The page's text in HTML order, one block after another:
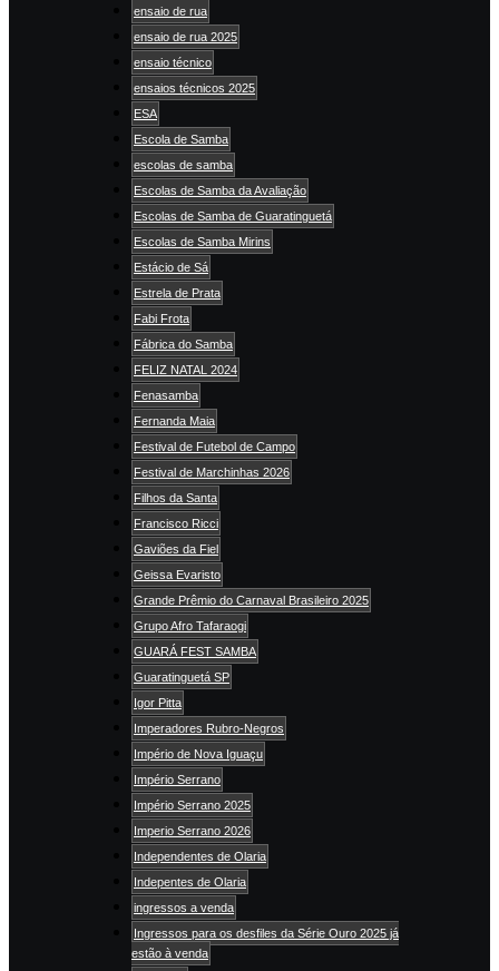
ensaio de rua
ensaio de rua 2025
ensaio técnico
ensaios técnicos 2025
ESA
Escola de Samba
escolas de samba
Escolas de Samba da Avaliação
Escolas de Samba de Guaratinguetá
Escolas de Samba Mirins
Estácio de Sá
Estrela de Prata
Fabi Frota
Fábrica do Samba
FELIZ NATAL 2024
Fenasamba
Fernanda Maia
Festival de Futebol de Campo
Festival de Marchinhas 2026
Filhos da Santa
Francisco Ricci
Gaviões da Fiel
Geissa Evaristo
Grande Prêmio do Carnaval Brasileiro 2025
Grupo Afro Tafaraogi
GUARÁ FEST SAMBA
Guaratinguetá SP
Igor Pitta
Imperadores Rubro-Negros
Império de Nova Iguaçu
Império Serrano
Império Serrano 2025
Imperio Serrano 2026
Independentes de Olaria
Indepentes de Olaria
ingressos a venda
Ingressos para os desfiles da Série Ouro 2025 já
estão à venda